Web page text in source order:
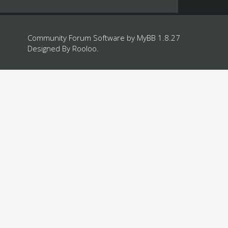
Community Forum Software by MyBB 1.8.27
Designed By Rooloo.